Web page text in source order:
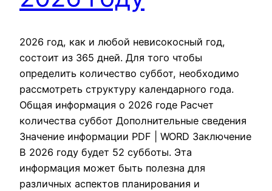
2026 год, как и любой невисокосный год,
состоит из 365 дней. Для того чтобы
определить количество суббот, необходимо
рассмотреть структуру календарного года.
Общая информация о 2026 годе Расчет
количества суббот Дополнительные сведения
Значение информации PDF | WORD Заключение
В 2026 году будет 52 субботы. Эта
информация может быть полезна для
различных аспектов планирования и